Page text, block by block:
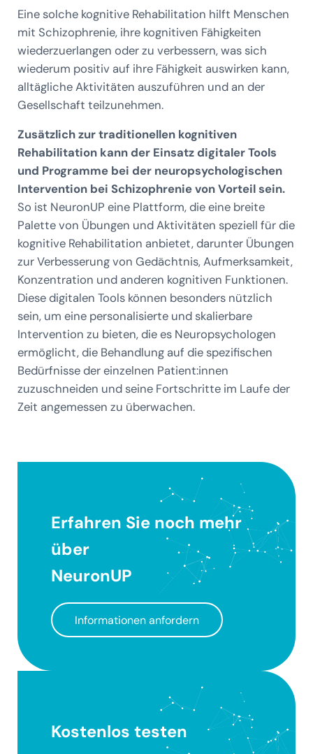
Eine solche kognitive Rehabilitation hilft Menschen
mit Schizophrenie, ihre kognitiven Fähigkeiten
wiederzuerlangen oder zu verbessern, was sich
wiederum positiv auf ihre Fähigkeit auswirken kann,
alltägliche Aktivitäten auszuführen und an der
Gesellschaft teilzunehmen.
Zusätzlich zur traditionellen kognitiven
Rehabilitation kann der Einsatz digitaler Tools
und Programme bei der neuropsychologischen
Intervention bei Schizophrenie von Vorteil sein.
So ist NeuronUP eine Plattform, die eine breite
Palette von Übungen und Aktivitäten speziell für die
kognitive Rehabilitation anbietet, darunter Übungen
zur Verbesserung von Gedächtnis, Aufmerksamkeit,
Konzentration und anderen kognitiven Funktionen.
Diese digitalen Tools können besonders nützlich
sein, um eine personalisierte und skalierbare
Intervention zu bieten, die es Neuropsychologen
ermöglicht, die Behandlung auf die spezifischen
Bedürfnisse der einzelnen Patient:innen
zuzuschneiden und seine Fortschritte im Laufe der
Zeit angemessen zu überwachen.
Erfahren Sie noch mehr
über
NeuronUP
Informationen anfordern
Kostenlos testen